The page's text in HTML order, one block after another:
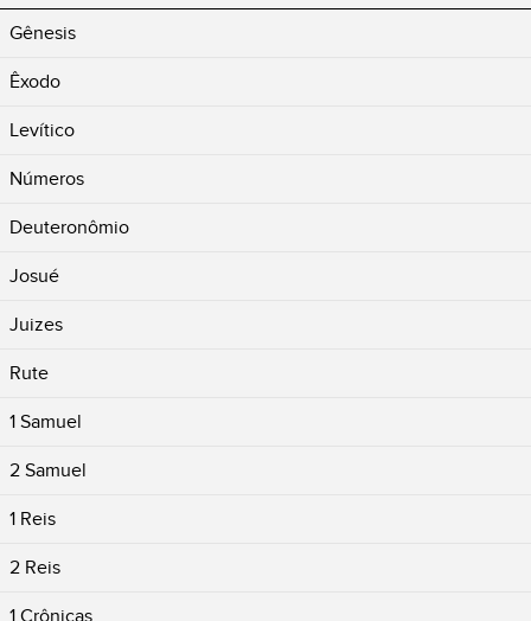
Gênesis
Êxodo
Levítico
Números
Deuteronômio
Josué
Juizes
Rute
1 Samuel
2 Samuel
1 Reis
2 Reis
1 Crônicas